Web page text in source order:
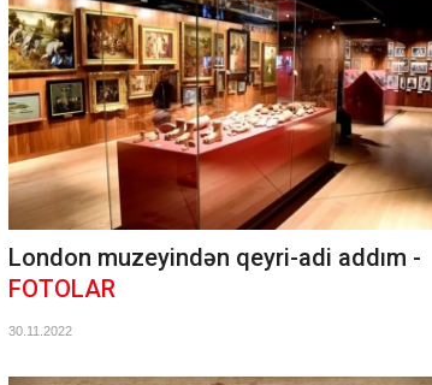
London muzeyindən qeyri-adi addım -
FOTOLAR
30.11.2022